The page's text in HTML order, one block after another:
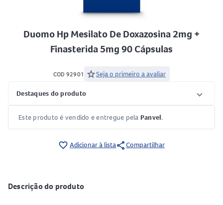
Duomo Hp Mesilato De Doxazosina 2mg +
Finasterida 5mg 90 Cápsulas
COD 92901 starSeja o primeiro a avaliar
Destaques do produto
Este produto é vendido e entregue pela Panvel.
favorite_border Adicionar à listashareCompartilhar
Descrição do produto